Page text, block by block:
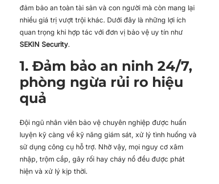
đảm bảo an toàn tài sản và con người mà còn mang lại
nhiều giá trị vượt trội khác. Dưới đây là những lợi ích
quan trọng khi hợp tác với đơn vị bảo vệ uy tín như
SEKIN Security.
1. Đảm bảo an ninh 24/7,
phòng ngừa rủi ro hiệu
quả
Đội ngũ nhân viên bảo vệ chuyên nghiệp được huấn
luyện kỹ càng về kỹ năng giám sát, xử lý tình huống và
sử dụng công cụ hỗ trợ. Nhờ vậy, mọi nguy cơ xâm
nhập, trộm cắp, gây rối hay cháy nổ đều được phát
hiện và xử lý kịp thời.